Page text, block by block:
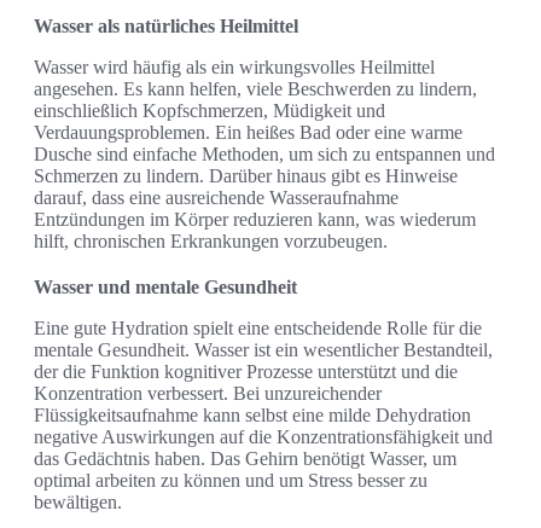
Wasser als natürliches Heilmittel
Wasser wird häufig als ein wirkungsvolles Heilmittel
angesehen. Es kann helfen, viele Beschwerden zu lindern,
einschließlich Kopfschmerzen, Müdigkeit und
Verdauungsproblemen. Ein heißes Bad oder eine warme
Dusche sind einfache Methoden, um sich zu entspannen und
Schmerzen zu lindern. Darüber hinaus gibt es Hinweise
darauf, dass eine ausreichende Wasseraufnahme
Entzündungen im Körper reduzieren kann, was wiederum
hilft, chronischen Erkrankungen vorzubeugen.
Wasser und mentale Gesundheit
Eine gute Hydration spielt eine entscheidende Rolle für die
mentale Gesundheit. Wasser ist ein wesentlicher Bestandteil,
der die Funktion kognitiver Prozesse unterstützt und die
Konzentration verbessert. Bei unzureichender
Flüssigkeitsaufnahme kann selbst eine milde Dehydration
negative Auswirkungen auf die Konzentrationsfähigkeit und
das Gedächtnis haben. Das Gehirn benötigt Wasser, um
optimal arbeiten zu können und um Stress besser zu
bewältigen.